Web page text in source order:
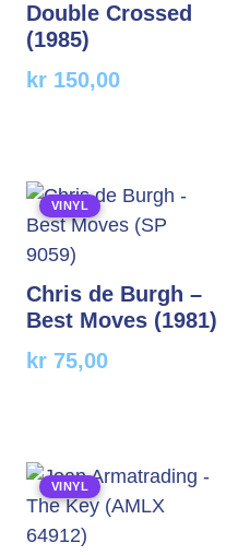
Double Crossed
(1985)
kr 150,00
VINYL
Chris de Burgh –
Best Moves (1981)
kr 75,00
VINYL